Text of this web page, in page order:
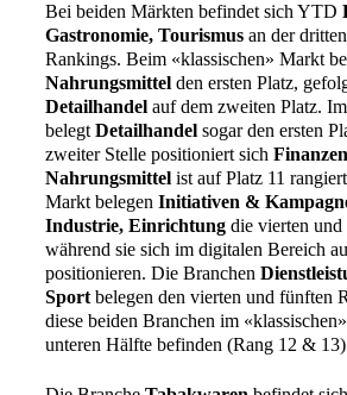
Bei beiden Märkten befindet sich YTD
Gastronomie, Tourismus an der
Rankings. Beim «klassischen» Markt
Nahrungsmittel den ersten Platz,
Detailhandel auf dem zweiten Platz.
belegt Detailhandel sogar den ersten
zweiter Stelle positioniert sich Finanzen
Nahrungsmittel ist auf Platz 11
Markt belegen Initiativen &
Industrie, Einrichtung die vierten
während sie sich im digitalen Bereich
positionieren. Die Branchen
Sport belegen den vierten und fünften
diese beiden Branchen im
unteren Hälfte befinden (Rang 12 &